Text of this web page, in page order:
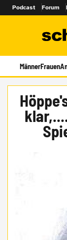
Podcast Forum
MännerFrauen